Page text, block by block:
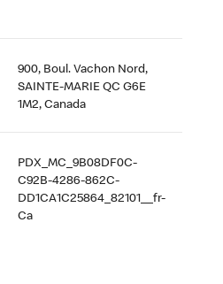
900, Boul. Vachon Nord,
SAINTE-MARIE QC G6E
1M2, Canada
PDX_MC_9B08DF0C-
C92B-4286-862C-
DD1CA1C25864_82101__fr-
Ca